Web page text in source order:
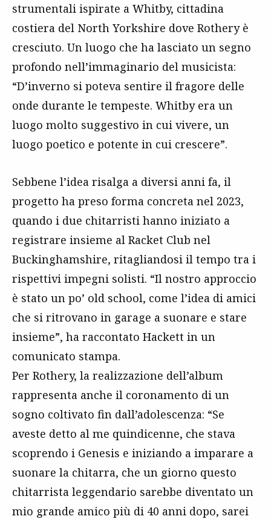
strumentali ispirate a Whitby, cittadina
costiera del North Yorkshire dove Rothery è
cresciuto. Un luogo che ha lasciato un segno
profondo nell’immaginario del musicista:
“D’inverno si poteva sentire il fragore delle
onde durante le tempeste. Whitby era un
luogo molto suggestivo in cui vivere, un
luogo poetico e potente in cui crescere”.
Sebbene l’idea risalga a diversi anni fa, il
progetto ha preso forma concreta nel 2023,
quando i due chitarristi hanno iniziato a
registrare insieme al Racket Club nel
Buckinghamshire, ritagliandosi il tempo tra i
rispettivi impegni solisti. “Il nostro approccio
è stato un po’ old school, come l’idea di amici
che si ritrovano in garage a suonare e stare
insieme”, ha raccontato Hackett in un
comunicato stampa.
Per Rothery, la realizzazione dell’album
rappresenta anche il coronamento di un
sogno coltivato fin dall’adolescenza: “Se
aveste detto al me quindicenne, che stava
scoprendo i Genesis e iniziando a imparare a
suonare la chitarra, che un giorno questo
chitarrista leggendario sarebbe diventato un
mio grande amico più di 40 anni dopo, sarei